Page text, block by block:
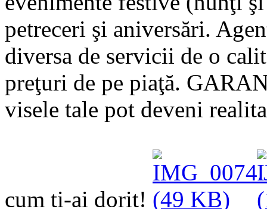
petreceri şi aniversări.
diversa de servicii de o
preţuri de pe piaţă.
visele tale pot deveni
cum ti-ai dorit!